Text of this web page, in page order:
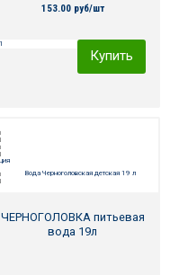
153.00 руб/шт
Купить
ЧЕРНОГОЛОВКА питьевая
вода 19л